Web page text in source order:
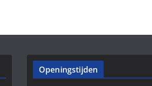
Openingstijden